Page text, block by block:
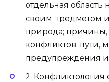
отдельная область
своим предметом
природа;
конфликтов; пути,
предупреждения и
2. Конфликтология